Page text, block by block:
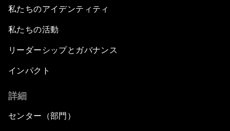
私たちのアイデンティティ
私たちの活動
リーダーシップとガバナンス
インパクト
詳細
センター（部門）